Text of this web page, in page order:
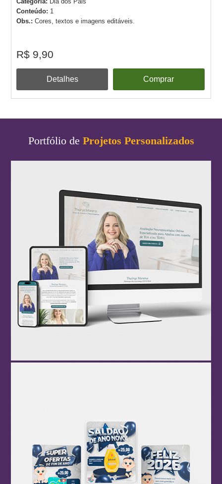
Conteúdo: 1
Obs.:Cores, textos e imagens editáveis.
R$ 9,90
Detalhes Comprar
Portfólio de Projetos Personalizados